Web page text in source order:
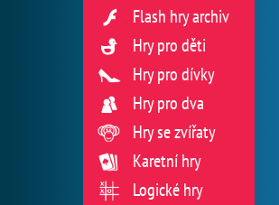
Flash hry archiv
Hry pro děti
Hry pro dívky
Hry pro dva
Hry se zvířaty
Karetní hry
Logické hry